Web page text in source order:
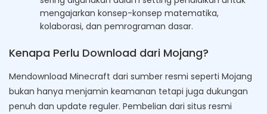
mengajarkan konsep-konsep matematika,
kolaborasi, dan pemrograman dasar.
Kenapa Perlu Download dari Mojang?
Mendownload Minecraft dari sumber resmi seperti Mojang
bukan hanya menjamin keamanan tetapi juga dukungan
penuh dan update reguler. Pembelian dari situs resmi